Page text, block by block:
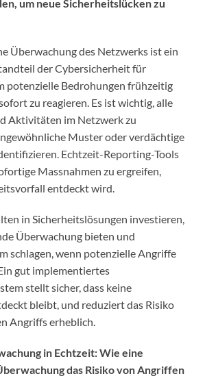
um neue Sicherheitslücken zu
Überwachung des Netzwerks ist ein
derCybersicherheit für
potenzielle Bedrohungen frühzeitig
zu reagieren. Es ist wichtig, alle
Aktivitäten im Netzwerk zu
Muster oder verdächtige
Echtzeit-Reporting-Tools
Massnahmen zu ergreifen,
entdeckt wird.
in Sicherheitslösungen investieren,
Überwachung bieten und
schlagen, wenn potenzielle Angriffe
gut implementiertes
stellt sicher, dass keine
bleibt, und reduziert das Risiko
Angriffs erheblich.
in Echtzeit: Wie eine
das Risiko von Angriffen